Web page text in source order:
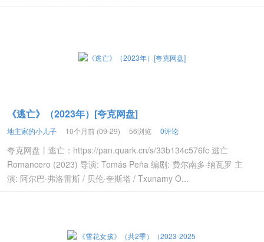
《逃亡》（2023年）[夸克网盘]
地主家的小儿子 10个月前 (09-29) 56浏览 0评论
夸克网盘丨逃亡：https://pan.quark.cn/s/33b134c576fc 逃亡
Romancero (2023) 导演: Tomás Peña 编剧: 费尔南多·纳瓦罗 主
演: 阿尔巴·弗洛雷斯 / 贝伦·奎斯塔 / Txunamy O...